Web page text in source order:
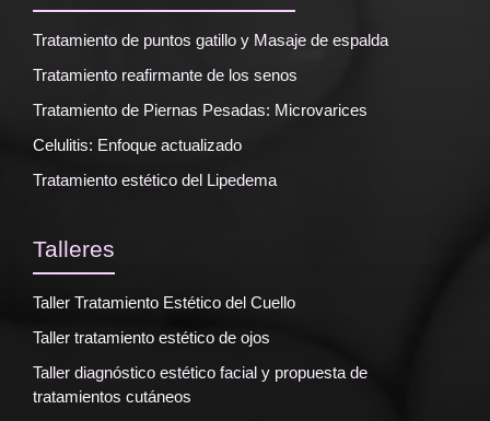
Tratamiento de puntos gatillo y Masaje de espalda
Tratamiento reafirmante de los senos
Tratamiento de Piernas Pesadas: Microvarices
Celulitis: Enfoque actualizado
Tratamiento estético del Lipedema
Talleres
Taller Tratamiento Estético del Cuello
Taller tratamiento estético de ojos
Taller diagnóstico estético facial y propuesta de
tratamientos cutáneos